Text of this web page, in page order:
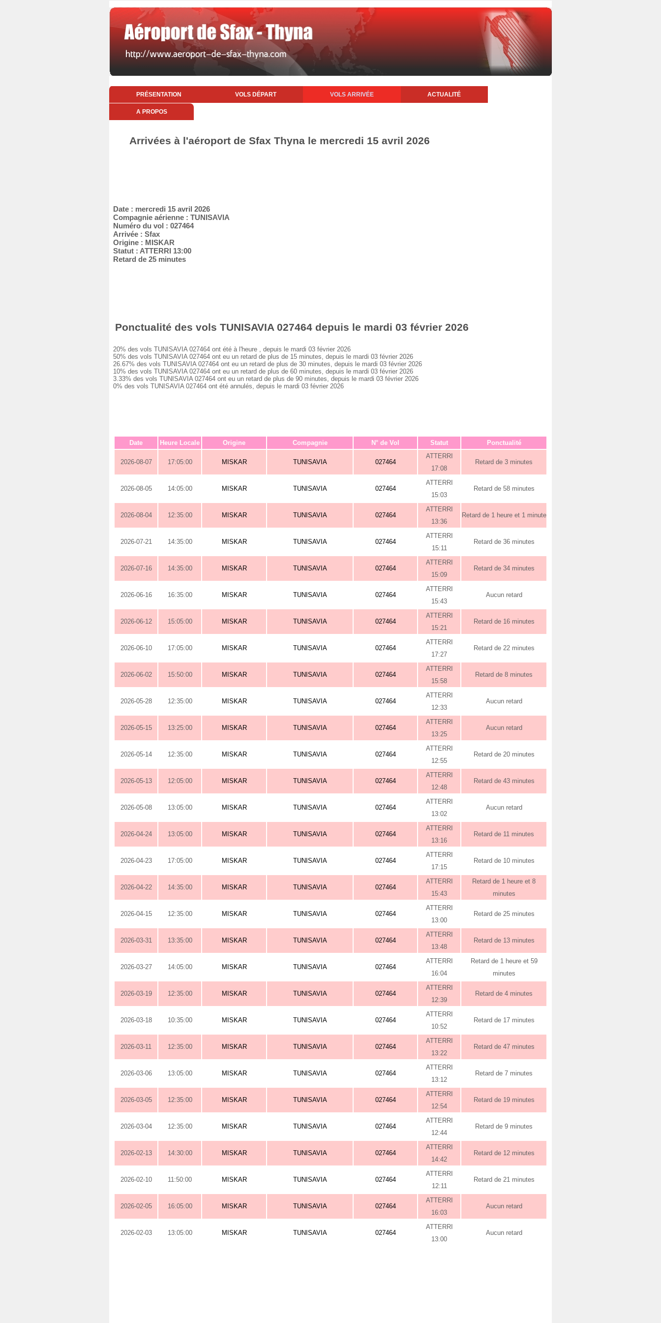
PRÉSENTATION VOLS DÉPART VOLS ARRIVÉE ACTUALITÉ
A PROPOS
Arrivées à l'aéroport de Sfax Thyna le mercredi 15 avril 2026
Date : mercredi 15 avril 2026
Compagnie aérienne : TUNISAVIA
Numéro du vol : 027464
Arrivée : Sfax
Origine : MISKAR
Statut : ATTERRI 13:00
Retard de 25 minutes
Ponctualité des vols TUNISAVIA 027464 depuis le mardi 03 février 2026
20% des vols TUNISAVIA 027464 ont été à l'heure , depuis le mardi 03 février 2026
50% des vols TUNISAVIA 027464 ont eu un retard de plus de 15 minutes, depuis le mardi 03 février 2026
26.67% des vols TUNISAVIA 027464 ont eu un retard de plus de 30 minutes, depuis le mardi 03 février 2026
10% des vols TUNISAVIA 027464 ont eu un retard de plus de 60 minutes, depuis le mardi 03 février 2026
3.33% des vols TUNISAVIA 027464 ont eu un retard de plus de 90 minutes, depuis le mardi 03 février 2026
0% des vols TUNISAVIA 027464 ont été annulés, depuis le mardi 03 février 2026
Date Heure Locale Origine Compagnie N° de Vol Statut Ponctualité
2026-08-07 17:05:00 MISKAR TUNISAVIA 027464
ATTERRI
17:08
Retard de 3 minutes
2026-08-05 14:05:00 MISKAR TUNISAVIA 027464
ATTERRI
15:03
Retard de 58 minutes
2026-08-04 12:35:00 MISKAR TUNISAVIA 027464
ATTERRI
13:36
Retard de 1 heure et 1 minute
2026-07-21 14:35:00 MISKAR TUNISAVIA 027464
ATTERRI
15:11
Retard de 36 minutes
2026-07-16 14:35:00 MISKAR TUNISAVIA 027464
ATTERRI
15:09
Retard de 34 minutes
2026-06-16 16:35:00 MISKAR TUNISAVIA 027464
ATTERRI
15:43
Aucun retard
2026-06-12 15:05:00 MISKAR TUNISAVIA 027464
ATTERRI
15:21
Retard de 16 minutes
2026-06-10 17:05:00 MISKAR TUNISAVIA 027464
ATTERRI
17:27
Retard de 22 minutes
2026-06-02 15:50:00 MISKAR TUNISAVIA 027464
ATTERRI
15:58
Retard de 8 minutes
2026-05-28 12:35:00 MISKAR TUNISAVIA 027464
ATTERRI
12:33
Aucun retard
2026-05-15 13:25:00 MISKAR TUNISAVIA 027464
ATTERRI
13:25
Aucun retard
2026-05-14 12:35:00 MISKAR TUNISAVIA 027464
ATTERRI
12:55
Retard de 20 minutes
2026-05-13 12:05:00 MISKAR TUNISAVIA 027464
ATTERRI
12:48
Retard de 43 minutes
2026-05-08 13:05:00 MISKAR TUNISAVIA 027464
ATTERRI
13:02
Aucun retard
2026-04-24 13:05:00 MISKAR TUNISAVIA 027464
ATTERRI
13:16
Retard de 11 minutes
2026-04-23 17:05:00 MISKAR TUNISAVIA 027464
ATTERRI
17:15
Retard de 10 minutes
2026-04-22 14:35:00 MISKAR TUNISAVIA 027464
ATTERRI
15:43
Retard de 1 heure et 8
minutes
2026-04-15 12:35:00 MISKAR TUNISAVIA 027464
ATTERRI
13:00
Retard de 25 minutes
2026-03-31 13:35:00 MISKAR TUNISAVIA 027464
ATTERRI
13:48
Retard de 13 minutes
2026-03-27 14:05:00 MISKAR TUNISAVIA 027464
ATTERRI
16:04
Retard de 1 heure et 59
minutes
2026-03-19 12:35:00 MISKAR TUNISAVIA 027464
ATTERRI
12:39
Retard de 4 minutes
2026-03-18 10:35:00 MISKAR TUNISAVIA 027464
ATTERRI
10:52
Retard de 17 minutes
2026-03-11 12:35:00 MISKAR TUNISAVIA 027464
ATTERRI
13:22
Retard de 47 minutes
2026-03-06 13:05:00 MISKAR TUNISAVIA 027464
ATTERRI
13:12
Retard de 7 minutes
2026-03-05 12:35:00 MISKAR TUNISAVIA 027464
ATTERRI
12:54
Retard de 19 minutes
2026-03-04 12:35:00 MISKAR TUNISAVIA 027464
ATTERRI
12:44
Retard de 9 minutes
2026-02-13 14:30:00 MISKAR TUNISAVIA 027464
ATTERRI
14:42
Retard de 12 minutes
2026-02-10 11:50:00 MISKAR TUNISAVIA 027464
ATTERRI
12:11
Retard de 21 minutes
2026-02-05 16:05:00 MISKAR TUNISAVIA 027464
ATTERRI
16:03
Aucun retard
2026-02-03 13:05:00 MISKAR TUNISAVIA 027464
ATTERRI
13:00
Aucun retard